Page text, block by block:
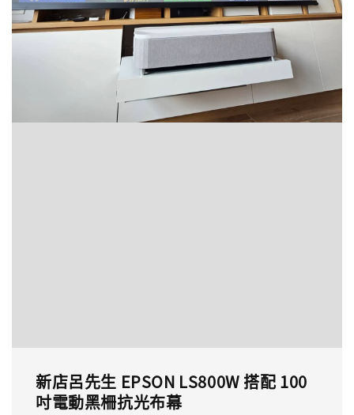
新店呂先生 EPSON LS800W 搭配 100
吋電動黑柵抗光布幕